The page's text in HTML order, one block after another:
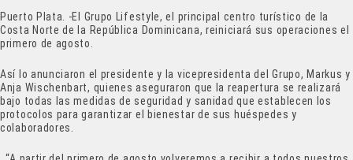
Puerto Plata. -El Grupo Lifestyle, el principal centro turístico de la
Costa Norte de la República Dominicana, reiniciará sus operaciones el
primero de agosto.
Así lo anunciaron el presidente y la vicepresidenta del Grupo, Markus y
Anja Wischenbart, quienes aseguraron que la reapertura se realizará
bajo todas las medidas de seguridad y sanidad que establecen los
protocolos para garantizar el bienestar de sus huéspedes y
colaboradores.